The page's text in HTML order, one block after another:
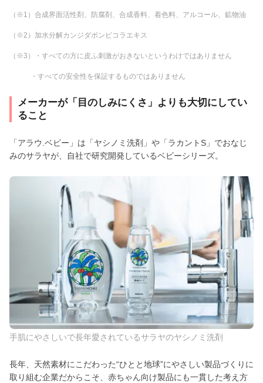
（※1）合成界面活性剤、防腐剤、合成香料、着色料、アルコール、鉱物油
（※2）加水分解カンジダボンビコラエキス
（※3）・すべての方に皮ふ刺激がおきないというわけではありません
・すべての安全性を保証するものではありません
メーカーが「目のしみにくさ」よりも大切にしてい
ること
「アラウ.ベビー」は「ヤシノミ洗剤」や「ラカントS」でおなじ
みのサラヤが、自社で研究開発しているベビーシリーズ。
手肌にやさしいで長年愛されているサラヤのヤシノミ洗剤
長年、天然素材にこだわった“ひとと地球”にやさしい製品づくりに
取り組む企業だからこそ、赤ちゃん向け製品にも一貫した考え方